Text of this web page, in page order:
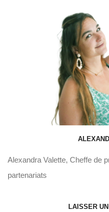
Alexandra Valette, Cheffe de
partenariats
LAISSER